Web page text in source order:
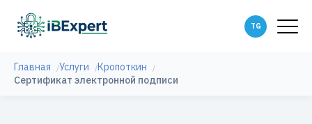
Главная Услуги
Кропоткин
Сертификат электронной подписи